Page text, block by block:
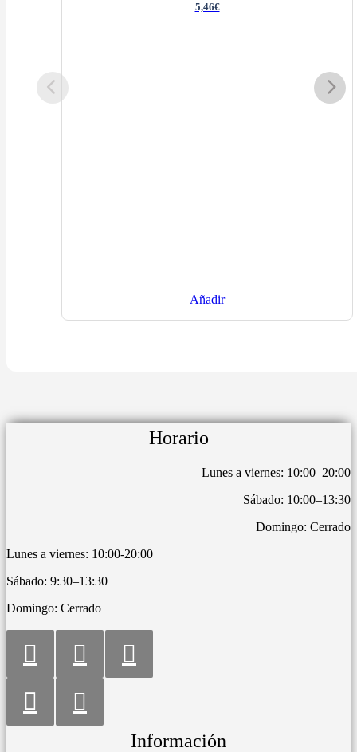
5,46€
Añadir
Horario
Lunes a viernes: 10:00–20:00
Sábado: 10:00–13:30
Domingo: Cerrado
Lunes a viernes: 10:00-20:00
Sábado: 9:30–13:30
Domingo: Cerrado
Información